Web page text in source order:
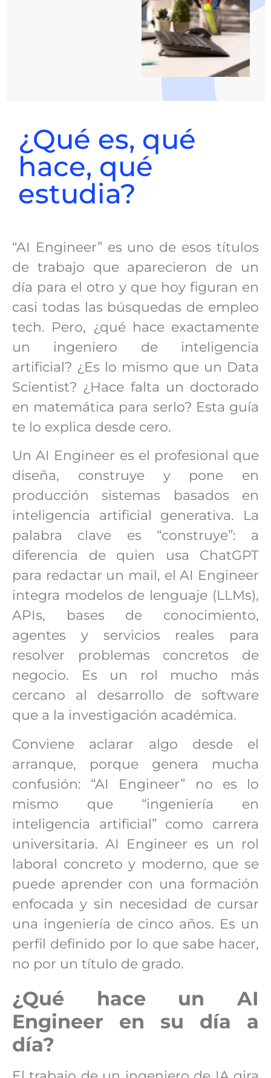
¿Qué es, qué
hace, qué
estudia?
“AI Engineer” es uno de esos títulos
de trabajo que aparecieron de un
día para el otro y que hoy figuran en
casi todas las búsquedas de empleo
tech. Pero, ¿qué hace exactamente
un ingeniero de inteligencia
artificial? ¿Es lo mismo que un Data
Scientist? ¿Hace falta un doctorado
en matemática para serlo? Esta guía
te lo explica desde cero.
Un AI Engineer es el profesional que
diseña, construye y pone en
producción sistemas basados en
inteligencia artificial generativa. La
palabra clave es “construye”: a
diferencia de quien usa ChatGPT
para redactar un mail, el AI Engineer
integra modelos de lenguaje (LLMs),
APIs, bases de conocimiento,
agentes y servicios reales para
resolver problemas concretos de
negocio. Es un rol mucho más
cercano al desarrollo de software
que a la investigación académica.
Conviene aclarar algo desde el
arranque, porque genera mucha
confusión: “AI Engineer” no es lo
mismo que “ingeniería en
inteligencia artificial” como carrera
universitaria. AI Engineer es un rol
laboral concreto y moderno, que se
puede aprender con una formación
enfocada y sin necesidad de cursar
una ingeniería de cinco años. Es un
perfil definido por lo que sabe hacer,
no por un título de grado.
¿Qué hace un AI
Engineer en su día a
día?